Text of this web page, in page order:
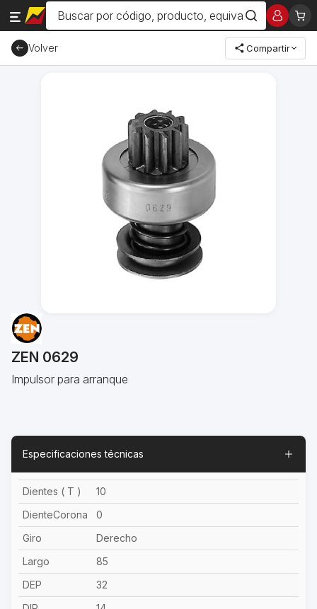
Volver Compartir
ZEN 0629
Impulsor para arranque
Especificaciones técnicas
Dientes ( T )
10
DienteCorona
0
Giro
Derecho
Largo
85
DEP
32